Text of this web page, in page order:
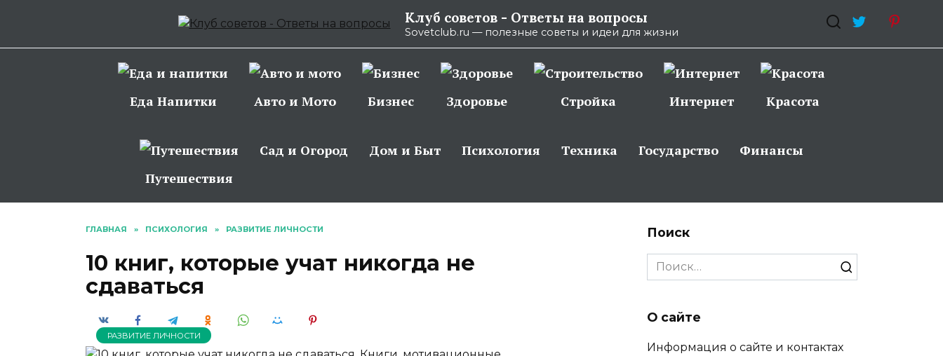
Клуб советов - Ответы на вопросы
Sovetclub.ru — полезные советы и идеи для жизни
Еда Напитки Авто и Мото Бизнес Здоровье Стройка Интернет Красота
Путешествия
Сад и Огород Дом и Быт Психология Техника Государство Финансы
ГЛАВНАЯ » ПСИХОЛОГИЯ » РАЗВИТИЕ ЛИЧНОСТИ
10 книг, которые учат никогда не
сдаваться
РАЗВИТИЕ ЛИЧНОСТИ
Поиск
Search
for:
О сайте
Информация о сайте и контактах